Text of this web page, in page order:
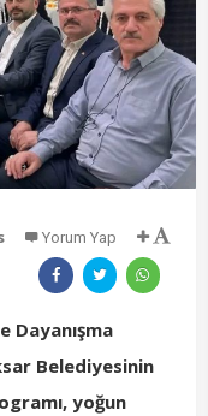
Yorum Yap
Dayanışma
Belediyesinin
yoğun